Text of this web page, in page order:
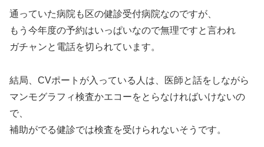
通っていた病院も区の健診受付病院なのですが、
もう今年度の予約はいっぱいなので無理ですと言われ
ガチャンと電話を切られています。
結局、CVポートが入っている人は、医師と話をしながら
マンモグラフィ検査かエコーをとらなければいけないの
で、
補助がでる健診では検査を受けられないそうです。